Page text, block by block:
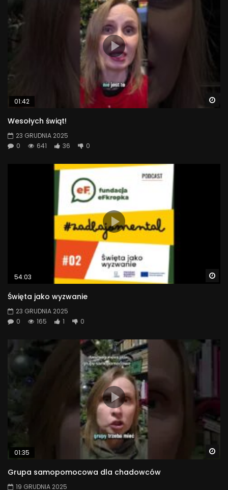
01:42
Wesołych świąt!
23 GRUDNIA 2025
0
641 36 0
54:03
Święta jako wyzwanie
23 GRUDNIA 2025
0
165 1 0
01:35
Grupa samopomocowa dla chadowców
19 GRUDNIA 2025